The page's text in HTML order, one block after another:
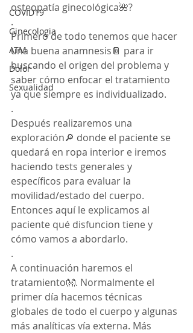
COVID19
Ginecologia
ATM
Dolor
Sexualidad
osteopatía ginecológica🌺?
.
Primero de todo tenemos que hacer
una buena anamnesis📔 para ir
buscando el origen del problema y
saber cómo enfocar el tratamiento
ya que siempre es individualizado.
.
Después realizaremos una
exploración🔎 donde el paciente se
quedará en ropa interior e iremos
haciendo tests generales y
específicos para evaluar la
movilidad/estado del cuerpo.
Entonces aquí le explicamos al
paciente qué disfuncion tiene y
cómo vamos a abordarlo.
.
A continuación haremos el
tratamiento👐. Normalmente el
primer día hacemos técnicas
globales de todo el cuerpo y algunas
más analíticas vía externa. Más